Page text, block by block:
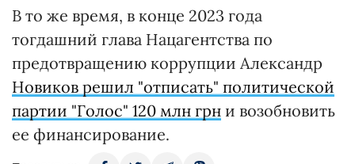
В то же время, в конце 2023 года
тогдашний глава Нацагентства по
предотвращению коррупции Александр
Новиков решил "отписать" политической
партии "Голос" 120 млн грн и возобновить
ее финансирование.